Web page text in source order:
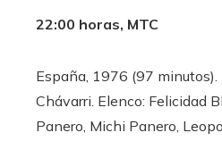
22:00 horas, MTC
España, 1976 (97 minutos).
Chávarri. Elenco: Felicidad
Panero, Michi Panero,